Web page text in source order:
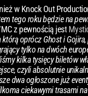
w Knock Out
tego roku będzie na
z pewnością jest
oprócz Ghost i
tylko na dwóch
kilka tysięcy biletów
czyli absolutnie
dwa ogłoszone już
ciekawymi trasami